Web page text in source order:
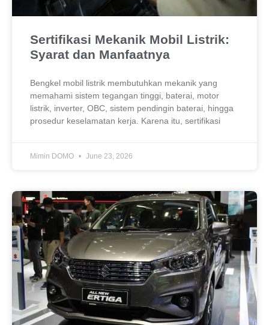
Sertifikasi Mekanik Mobil Listrik:
Syarat dan Manfaatnya
Bengkel mobil listrik membutuhkan mekanik yang
memahami sistem tegangan tinggi, baterai, motor
listrik, inverter, OBC, sistem pendingin baterai, hingga
prosedur keselamatan kerja. Karena itu, sertifikasi
Mimin DOMO June 23, 2026